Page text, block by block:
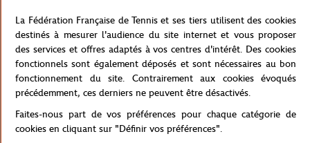
Livraison et retours
La Fédération Française de Tennis et ses tiers utilisent des cookies
destinés à mesurer l'audience du site internet et vous proposer
des services et offres adaptés à vos centres d'intérêt. Des cookies
fonctionnels sont également déposés et sont nécessaires au bon
fonctionnement du site. Contrairement aux cookies évoqués
précédemment, ces derniers ne peuvent être désactivés.
Faites-nous part de vos préférences pour chaque catégorie de
cookies en cliquant sur "Définir vos préférences".